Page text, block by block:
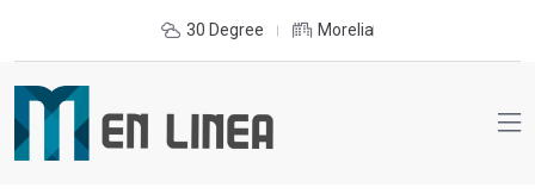
30 Degree Morelia